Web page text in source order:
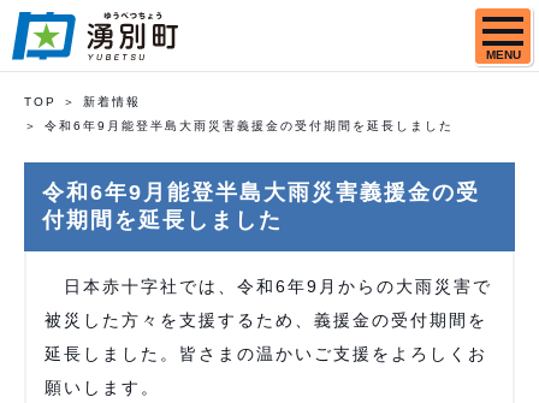
MENU
TOP
新着情報
令和6年9月能登半島大雨災害義援金の受付期間を延長しました
令和6年9月能登半島大雨災害義援金の受
付期間を延長しました
日本赤十字社では、令和6年9月からの大雨災害で
被災した方々を支援するため、義援金の受付期間を
延長しました。皆さまの温かいご支援をよろしくお
願いします。